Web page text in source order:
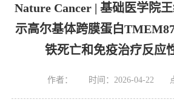
Nature Cancer | 基础医学院
示高尔基体跨膜蛋白
铁死亡和免疫治疗反应
作者： 时间：2026-04-22